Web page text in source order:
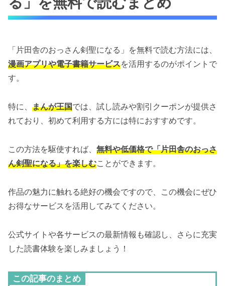
「片田舎のおっさん剣聖になる」を無料で読む方法には、
漫画アプリや電子書籍サービスを活用するのがポイントで
す。
特に、 まんが王国では、試し読みや割引クーポンが提供さ
れており、初めて利用する方には特におすすめです。
この方法を駆使すれば、 無料や低価格で「片田舎のおっさ
ん剣聖になる」を楽しむことができます。
作品の魅力に触れる絶好の機会ですので、この機会にぜひ
お得なサービスを活用してみてください。
公式サイトや各サービスの最新情報も確認し、さらに充実
した読書体験を楽しみましょう！
この記事のまとめ